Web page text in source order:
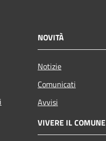
NOVITÀ
Notizie
Comunicati
Avvisi
VIVERE IL COMUNE